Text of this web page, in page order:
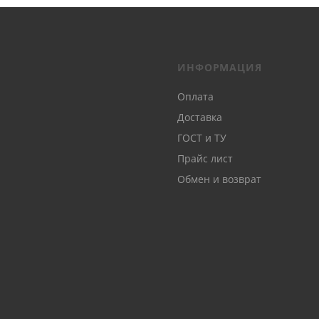
ИНФОРМАЦИЯ
Оплата
Доставка
ГОСТ и ТУ
Прайс лист
Обмен и возврат